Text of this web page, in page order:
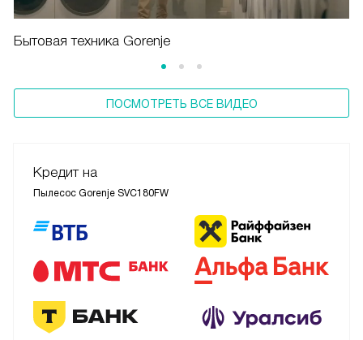
Бытовая техника Gorenje
ПОСМОТРЕТЬ ВСЕ ВИДЕО
Кредит на
Пылесос Gorenje SVC180FW